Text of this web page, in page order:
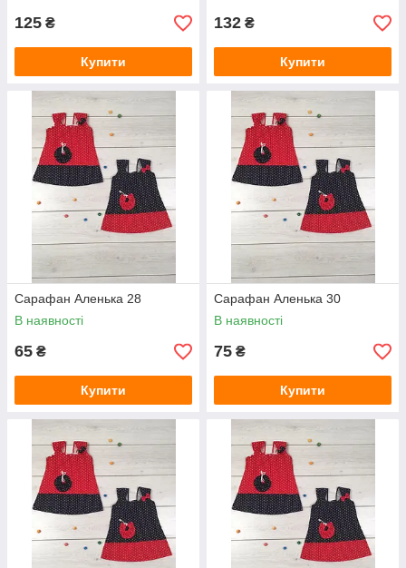
125 ₴
Купити
132 ₴
Купити
Сарафан Аленька 28
В наявності
65 ₴
Купити
Сарафан Аленька 30
В наявності
75 ₴
Купити